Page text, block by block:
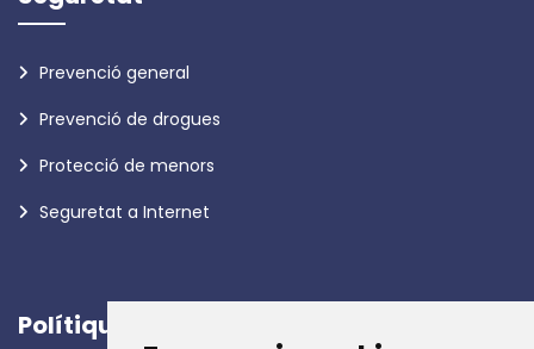
Prevenció general
Prevenció de drogues
Protecció de menors
Seguretat a Internet
Polítiques